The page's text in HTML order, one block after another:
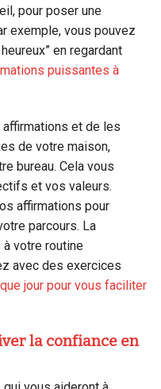
pour poser une
exemple, vous pouvez
en regardant
puissantes à
affirmations et de les
de votre maison,
bureau. Cela vous
et vos valeurs.
affirmations pour
parcours. La
votre routine
avec des exercices
jour pour vous faciliter
la confiance en